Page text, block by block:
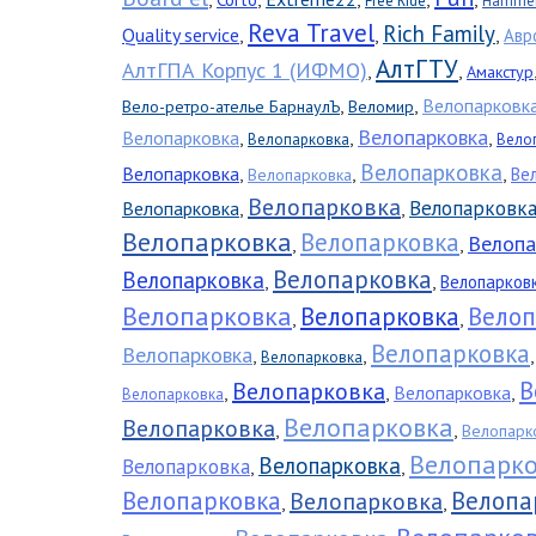
Quality service, Reva Travel, Rich Family,
АлтГПА Корпус 1 (ИФМО), АлтГТУ, Амакстур,
Вело-ретро-ателье БарнаулЪ, Веломир,
Велопарковка, Велопарковка, Велопарковка,
Велопарковка, Велопарковка, Велопарковка,
Велопарковка, Велопарковка, Велопарковка
Велопарковка, Велопарковка,
Велопарковка, Велопарковка,
Велопарковка, Велопарковка,
Велопарковка, Велопарковка, Велопарковка,
Велопарковка, Велопарковка, Велопарковка,
Велопарковка, Велопарковка,
Велопарковка, Велопарковка,
Велопарковка, Велопарковка,